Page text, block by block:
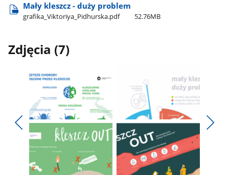
Mały kleszcz - duży problem
grafika​_Viktoriya​_Pidhurska.pdf 52.76MB
Zdjęcia (7)
Pokaż
poprzednie
Pokaż
zdjęcie
1
galerii.
Pokaż
zdjęcie
z
galerii.